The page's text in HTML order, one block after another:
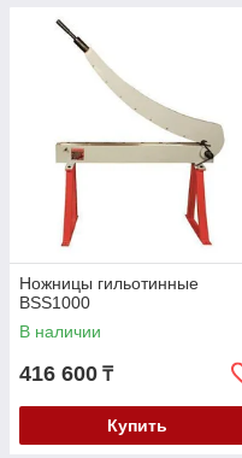
Ножницы гильотинные
BSS1000
В наличии
416 600 ₸
Купить